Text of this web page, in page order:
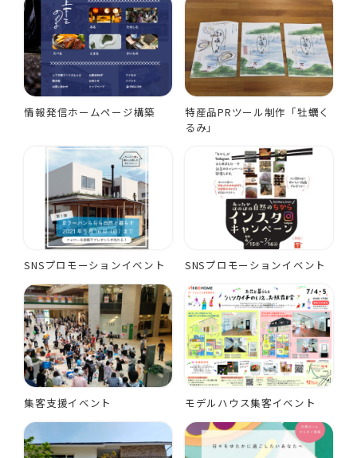
情報発信ホームページ構築
特産品PRツール制作「牡蠣く
るみ」
SNSプロモーションイベント SNSプロモーションイベント
集客支援イベント モデルハウス集客イベント